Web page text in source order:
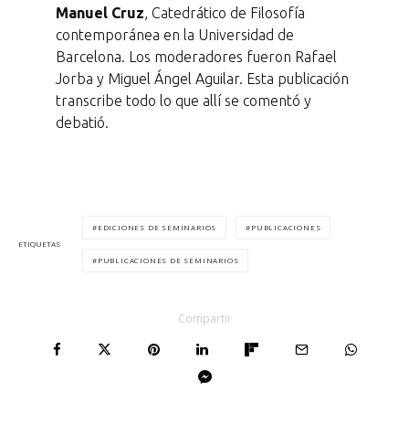
Manuel Cruz, Catedrático de Filosofía
contemporánea en la Universidad de
Barcelona. Los moderadores fueron Rafael
Jorba y Miguel Ángel Aguilar. Esta publicación
transcribe todo lo que allí se comentó y
debatió.
ETIQUETAS
EDICIONES DE SEMINARIOS PUBLICACIONES
PUBLICACIONES DE SEMINARIOS
Compartir